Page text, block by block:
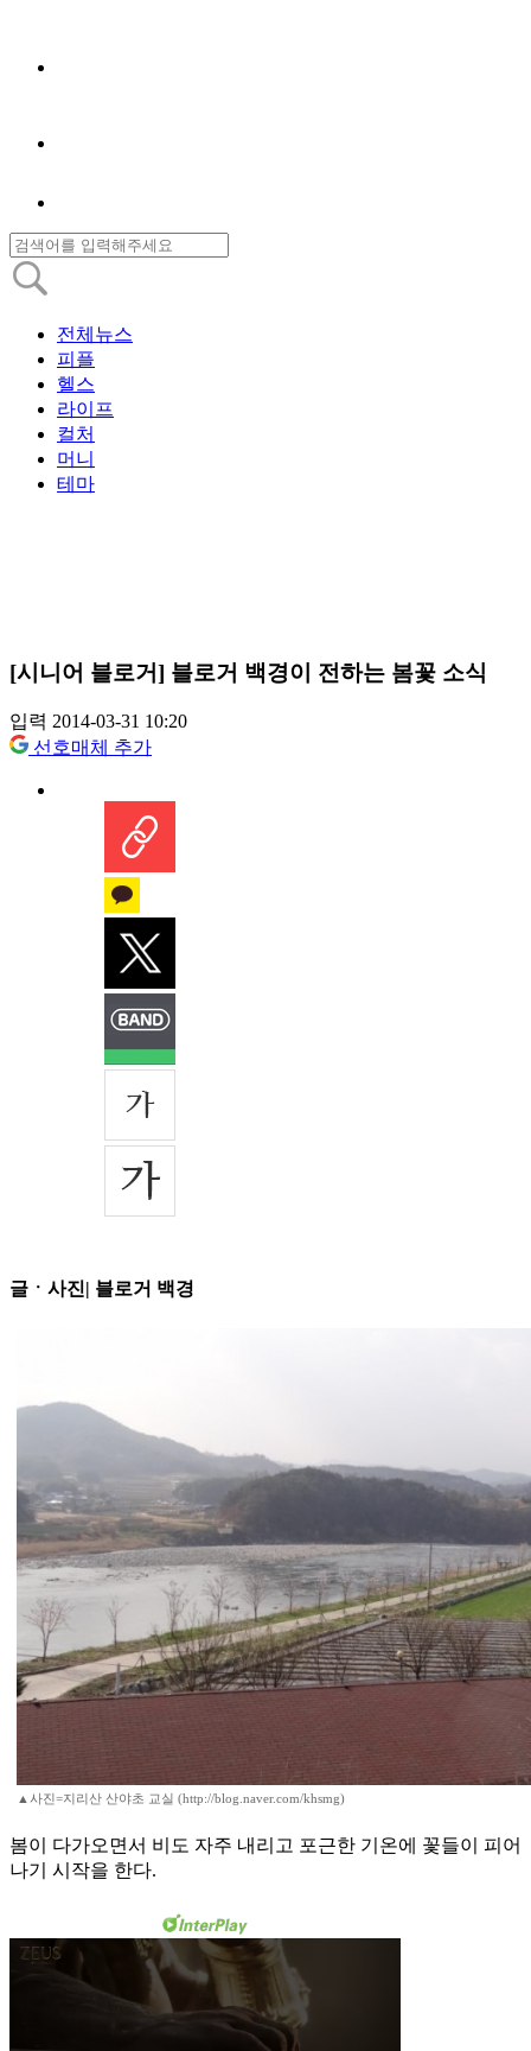
전체뉴스
피플
헬스
라이프
컬처
머니
테마
[시니어 블로거] 블로거 백경이 전하는 봄꽃 소식
입력 2014-03-31 10:20
선호매체 추가
글ㆍ사진| 블로거 백경
▲사진=지리산 산야초 교실 (http://blog.naver.com/khsmg)
봄이 다가오면서 비도 자주 내리고 포근한 기온에 꽃들이 피어
나기 시작을 한다.